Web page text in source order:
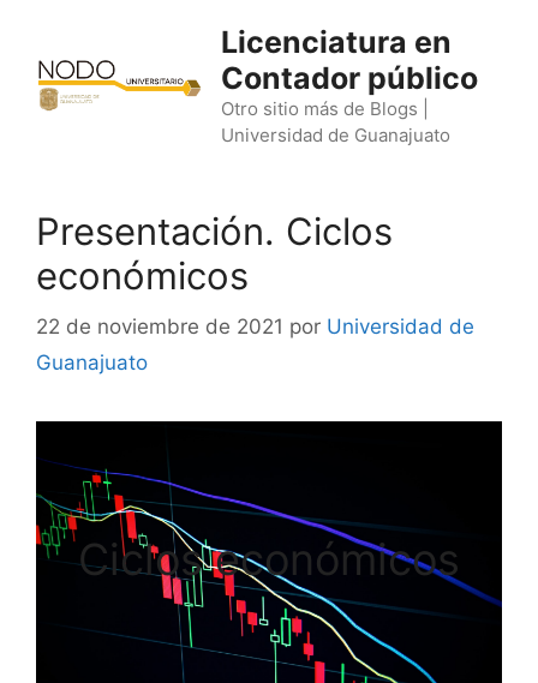
contenido
Licenciatura en
Contador público
Otro sitio más de Blogs |
Universidad de Guanajuato
Presentación. Ciclos
económicos
22 de noviembre de 2021 por Universidad de
Guanajuato
Ciclos económicos